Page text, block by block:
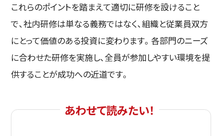
これらのポイントを踏まえて適切に研修を設けること
で、社内研修は単なる義務ではなく、組織と従業員双方
にとって価値のある投資に変わります。各部門のニーズ
に合わせた研修を実施し、全員が参加しやすい環境を提
供することが成功への近道です。